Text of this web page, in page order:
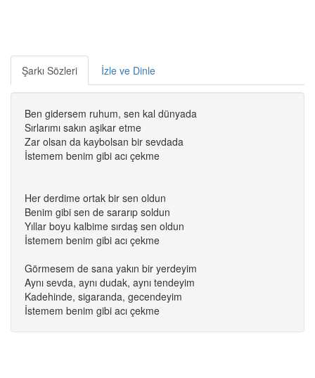
Şarkı Sözleri İzle ve Dinle
Ben gidersem ruhum, sen kal dünyada
Sırlarımı sakın aşikar etme
Zar olsan da kaybolsan bir sevdada
İstemem benim gibi acı çekme
Her derdime ortak bir sen oldun
Benim gibi sen de sararıp soldun
Yıllar boyu kalbime sırdaş sen oldun
İstemem benim gibi acı çekme
Görmesem de sana yakın bir yerdeyim
Aynı sevda, aynı dudak, aynı tendeyim
Kadehinde, sigaranda, gecendeyim
İstemem benim gibi acı çekme